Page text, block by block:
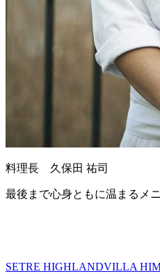
料理長 久保田 祐司
最後まで心身ともに温まるメ
SETRE HIGHLANDVILLA